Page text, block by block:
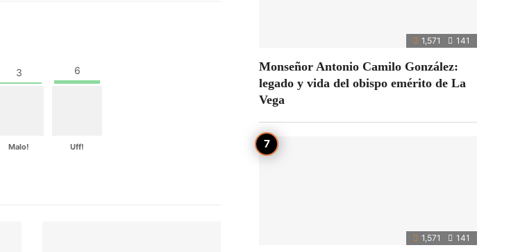
3
Malo!
6
Uff!
1,571 141
Monseñor Antonio Camilo González:
legado y vida del obispo emérito de La
Vega
1,571 141